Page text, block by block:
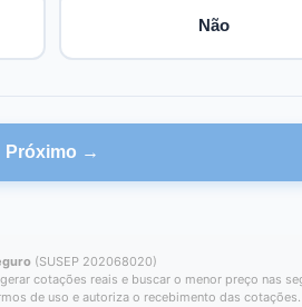
Não
Próximo →
(SUSEP 202068020)
cotações reais e buscar o menor preço nas
de uso e autoriza o recebimento das cotações.